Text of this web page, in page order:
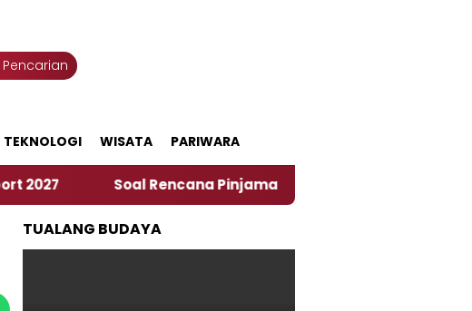
Pencarian
TEKNOLOGI WISATA PARIWARA
‎Soal Rencana Pinjaman Daerah Pemkab Jember, Ini Kata
TUALANG BUDAYA